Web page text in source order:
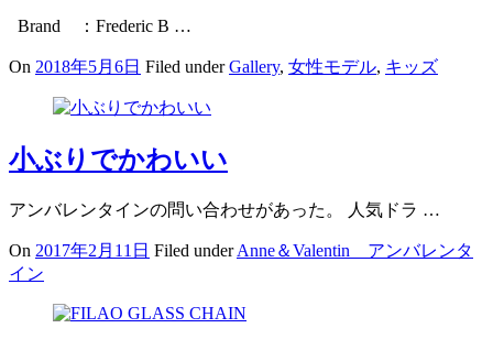
Brand ：Frederic B …
On 2018年5月6日 Filed underGallery, 女性モデル, キッズ
小ぶりでかわいい
アンバレンタインの問い合わせがあった。 人気ドラ …
On 2017年2月11日 Filed underAnne＆Valentin アンバレンタ
イン